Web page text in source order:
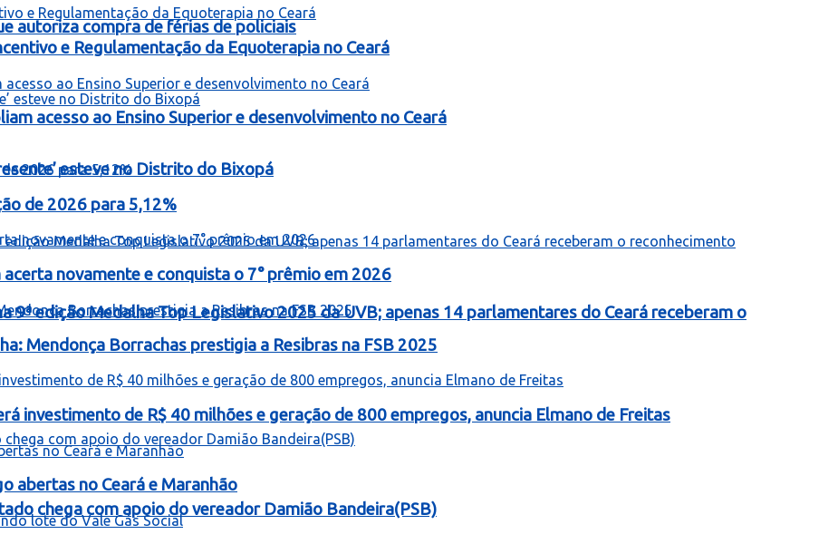
autoriza compra de férias de policiais
esteve no Distrito do Bixopá
9ª edição Medalha Top Legislativo 2025 da UVB; apenas 14 parlamentares do Ceará receberam o
chega com apoio do vereador Damião Bandeira(PSB)
e Regulamentação da Equoterapia no Ceará
acesso ao Ensino Superior e desenvolvimento no Ceará
de 2026 para 5,12%
novamente e conquista o 7° prêmio em 2026
Mendonça Borrachas prestigia a Resibras na FSB 2025
investimento de R$ 40 milhões e geração de 800 empregos, anuncia Elmano de Freitas
abertas no Ceará e Maranhão